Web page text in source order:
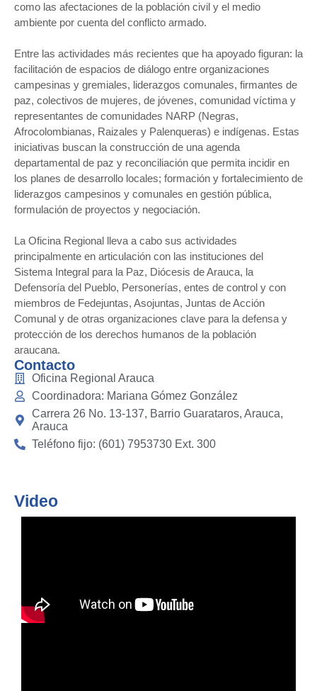
como las afectaciones de la población civil y el medio
ambiente por cuenta del conflicto armado.
Entre las actividades más recientes que ha apoyado figuran: la
facilitación de espacios de diálogo entre organizaciones
campesinas y gremiales, liderazgos comunales, firmantes de
paz, colectivos de mujeres, de jóvenes, comunidad víctima y
representantes de comunidades NARP (Negras,
Afrocolombianas, Raizales y Palenqueras) e indígenas. Estas
iniciativas buscan la construcción de una agenda
departamental de paz y reconciliación que permita incidir en
los planes de desarrollo locales; formación y fortalecimiento de
liderazgos campesinos y comunales en gestión pública,
formulación de proyectos y negociación.
La Oficina Regional lleva a cabo sus actividades
principalmente en articulación con las instituciones del
Sistema Integral para la Paz, Diócesis de Arauca, la
Defensoría del Pueblo, Personerías, entes de control y con
miembros de Fedejuntas, Asojuntas, Juntas de Acción
Comunal y de otras organizaciones clave para la defensa y
protección de los derechos humanos de la población
araucana.
Contacto
Oficina Regional Arauca
Coordinadora: Mariana Gómez González
Carrera 26 No. 13-137, Barrio Guarataros, Arauca,
Arauca
Teléfono fijo: (601) 7953730 Ext. 300
Video